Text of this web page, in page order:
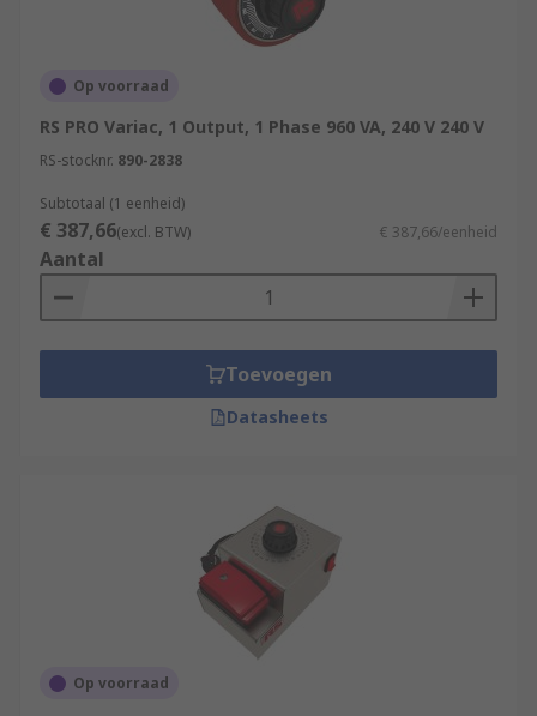
Op voorraad
RS PRO Variac, 1 Output, 1 Phase 960 VA, 240 V 240 V
RS-stocknr. 890-2838
Subtotaal (1 eenheid)
€ 387,66(excl. BTW) € 387,66/eenheid
Aantal
Toevoegen
Datasheets
Op voorraad